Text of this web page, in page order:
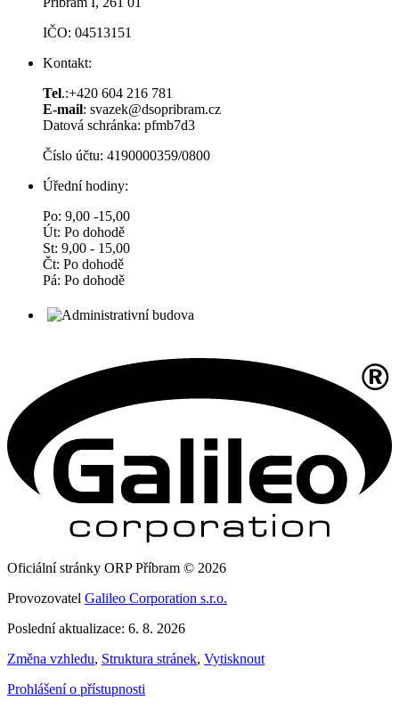
IČO: 04513151
Kontakt:
Tel.:+420 604 216 781
E-mail: svazek@dsopribram.cz
Datová schránka: pfmb7d3
Číslo účtu: 4190000359/0800
Úřední hodiny:
Po: 9,00 -15,00
Út: Po dohodě
St: 9,00 - 15,00
Čt: Po dohodě
Pá: Po dohodě
Oficiální stránky ORP Příbram © 2026
Provozovatel Galileo Corporation s.r.o.
Poslední aktualizace: 6. 8. 2026
Změna vzhledu, Struktura stránek, Vytisknout
Prohlášení o přístupnosti